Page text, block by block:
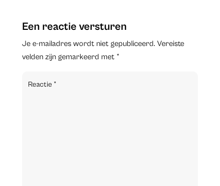
Een reactie versturen
Je e-mailadres wordt niet gepubliceerd. Vereiste
velden zijn gemarkeerd met *